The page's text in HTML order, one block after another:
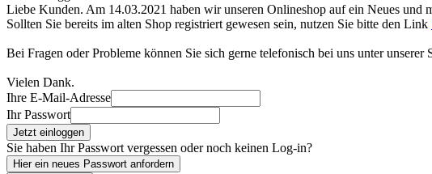
Liebe Kunden. Am 14.03.2021 haben wir unseren Onlineshop auf ein Neues und
Sollten Sie bereits im alten Shop registriert gewesen sein, nutzen Sie bitte den Link
Bei Fragen oder Probleme können Sie sich gerne telefonisch bei uns unter unserer
Vielen Dank.
Ihre E-Mail-Adresse
Ihr Passwort
Jetzt einloggen
Sie haben Ihr Passwort vergessen oder noch keinen Log-in?
Hier ein neues Passwort anfordern